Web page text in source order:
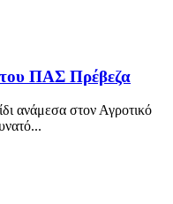
του ΠΑΣ Πρέβεζα
ανάμεσα στον Αγροτικό